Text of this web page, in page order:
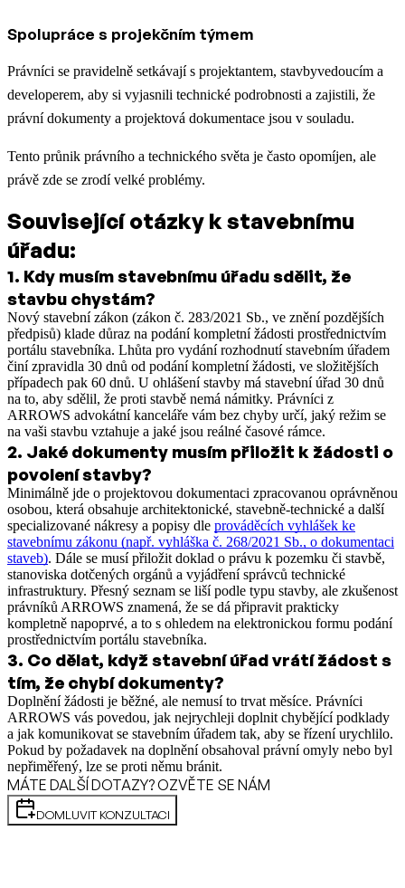
Spolupráce s projekčním týmem
Právníci se pravidelně setkávají s projektantem, stavbyvedoucím a
developerem, aby si vyjasnili technické podrobnosti a zajistili, že
právní dokumenty a projektová dokumentace jsou v souladu.
Tento průnik právního a technického světa je často opomíjen, ale
právě zde se zrodí velké problémy.
Související otázky k stavebnímu
úřadu:
1. Kdy musím stavebnímu úřadu sdělit, že
stavbu chystám?
Nový stavební zákon (zákon č. 283/2021 Sb., ve znění pozdějších
předpisů) klade důraz na podání kompletní žádosti prostřednictvím
portálu stavebníka. Lhůta pro vydání rozhodnutí stavebním úřadem
činí zpravidla 30 dnů od podání kompletní žádosti, ve složitějších
případech pak 60 dnů. U ohlášení stavby má stavební úřad 30 dnů
na to, aby sdělil, že proti stavbě nemá námitky. Právníci z
ARROWS advokátní kanceláře vám bez chyby určí, jaký režim se
na vaši stavbu vztahuje a jaké jsou reálné časové rámce.
2. Jaké dokumenty musím přiložit k žádosti o
povolení stavby?
Minimálně jde o projektovou dokumentaci zpracovanou oprávněnou
osobou, která obsahuje architektonické, stavebně-technické a další
specializované nákresy a popisy dle prováděcích vyhlášek ke
stavebnímu zákonu (např. vyhláška č. 268/2021 Sb., o dokumentaci
staveb). Dále se musí přiložit doklad o právu k pozemku či stavbě,
stanoviska dotčených orgánů a vyjádření správců technické
infrastruktury. Přesný seznam se liší podle typu stavby, ale zkušenost
právníků ARROWS znamená, že se dá připravit prakticky
kompletně napoprvé, a to s ohledem na elektronickou formu podání
prostřednictvím portálu stavebníka.
3. Co dělat, když stavební úřad vrátí žádost s
tím, že chybí dokumenty?
Doplnění žádosti je běžné, ale nemusí to trvat měsíce. Právníci
ARROWS vás povedou, jak nejrychleji doplnit chybějící podklady
a jak komunikovat se stavebním úřadem tak, aby se řízení urychlilo.
Pokud by požadavek na doplnění obsahoval právní omyly nebo byl
nepřiměřený, lze se proti němu bránit.
MÁTE DALŠÍ DOTAZY? OZVĚTE SE NÁM
DOMLUVIT KONZULTACI